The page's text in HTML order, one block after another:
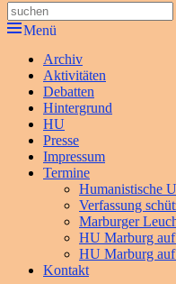
Suche
nach:Menü
Primäres
Menü
Archiv
Aktivitäten
Debatten
Hintergrund
HU
Presse
Impressum
Termine
Humanistische
Verfassung
Marburger
HU Marburg
HU Marburg
Kontakt